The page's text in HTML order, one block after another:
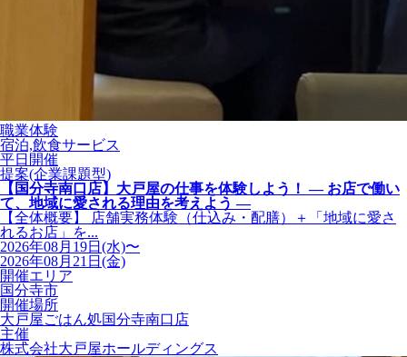
職業体験
宿泊,飲食サービス
平日開催
提案(企業課題型)
【国分寺南口店】大戸屋の仕事を体験しよう！ ― お店で働い
て、地域に愛される理由を考えよう ―
【全体概要】 店舗実務体験（仕込み・配膳）＋「地域に愛さ
れるお店」を...
2026年08月19日(水)〜
2026年08月21日(金)
開催エリア
国分寺市
開催場所
大戸屋ごはん処国分寺南口店
主催
株式会社大戸屋ホールディングス